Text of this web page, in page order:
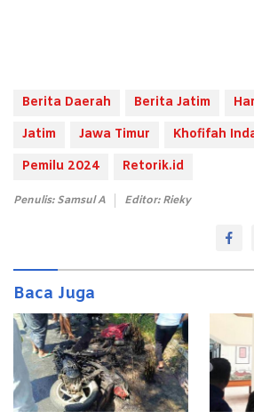
Berita Daerah Berita Jatim
Jatim
Jawa Timur
Khofifah
Pemilu 2024
Retorik.id
Penulis: Samsul A Editor: Rieky
Baca Juga